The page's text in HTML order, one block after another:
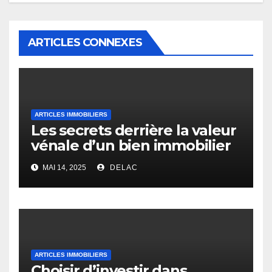
ARTICLES CONNEXES
ARTICLES IMMOBILIERS
Les secrets derrière la valeur
vénale d’un bien immobilier
MAI 14, 2025 DELAC
ARTICLES IMMOBILIERS